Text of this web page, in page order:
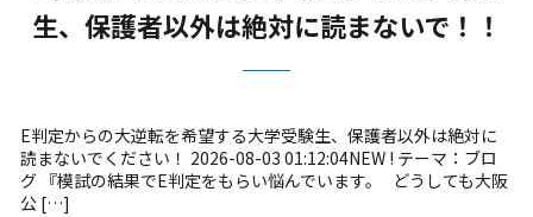
生、保護者以外は絶対に読まないで！！
E判定からの大逆転を希望する大学受験生、保護者以外は絶対に
読まないでください！ 2026-08-03 01:12:04NEW ! テーマ：ブロ
グ 『模試の結果でE判定をもらい悩んでいます。 どうしても大阪
公 […]